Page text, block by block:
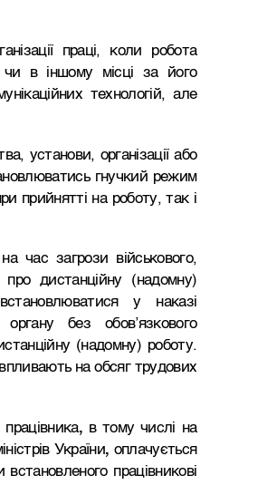
праці, коли робота
чи в іншому місці за його
технологій, але
установи, організації або
гнучкий режим
прийнятті на роботу, так і
час загрози військового,
дистанційну (надомну)
у наказі
без обов’язкового
(надомну) роботу.
на обсяг трудових
, в тому числі на
України, оплачується
працівникові